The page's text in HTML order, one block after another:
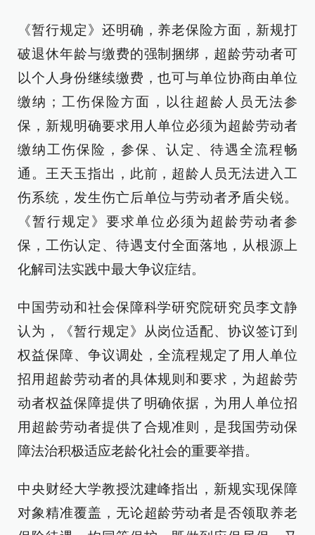
《暂行规定》还明确，养老保险方面，新规打
破退休年龄与缴费的强制捆绑，超龄劳动者可
以个人身份继续缴费，也可与单位协商由单位
缴纳；工伤保险方面，以往超龄人员无法参
保，新规明确要求用人单位必须为超龄劳动者
缴纳工伤保险，参保、认定、待遇全流程畅
通。王天玉指出，此前，超龄人员无法进入工
伤系统，发生伤亡后单位与劳动者矛盾尖锐。
《暂行规定》要求单位必须为超龄劳动者参
保，工伤认定、待遇支付全面落地，从根源上
化解司法实践中最大争议症结。
中国劳动和社会保障科学研究院研究员李文静
认为，《暂行规定》从岗位适配、协议签订到
权益保障、争议调处，全流程规定了用人单位
招用超龄劳动者的具体规则和要求，为超龄劳
动者权益保障提供了明确依据，为用人单位招
用超龄劳动者提供了合规准则，是我国劳动保
障法治积极适应老龄化社会的重要举措。
中央财经大学教授沈建峰指出，新规实现保障
对象精准覆盖，无论超龄劳动者是否领取养老